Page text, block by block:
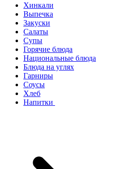
Хинкали
Выпечка
Закуски
Салаты
Супы
Горячие блюда
Национальные блюда
Блюда на углях
Гарниры
Соусы
Хлеб
Напитки